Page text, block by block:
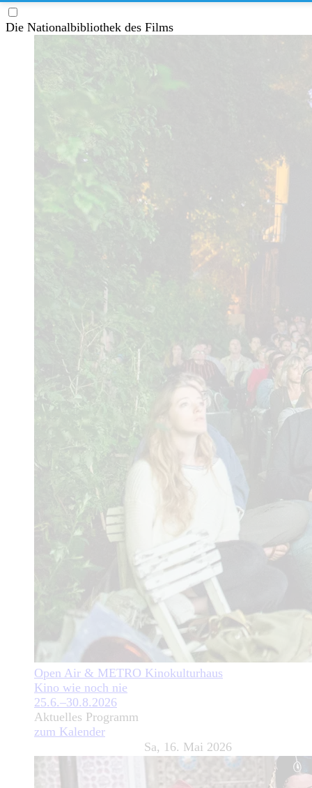
Die Nationalbibliothek des Films
Open Air & METRO Kinokulturhaus
Kino wie noch nie
25.6.–30.8.2026
Aktuelles Programm
zum Kalender
Sa, 16. Mai 2026